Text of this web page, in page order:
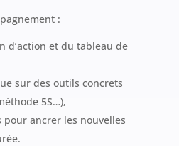
:
d’action et du tableau de
sur des outils concrets
5S…),
pour ancrer les nouvelles